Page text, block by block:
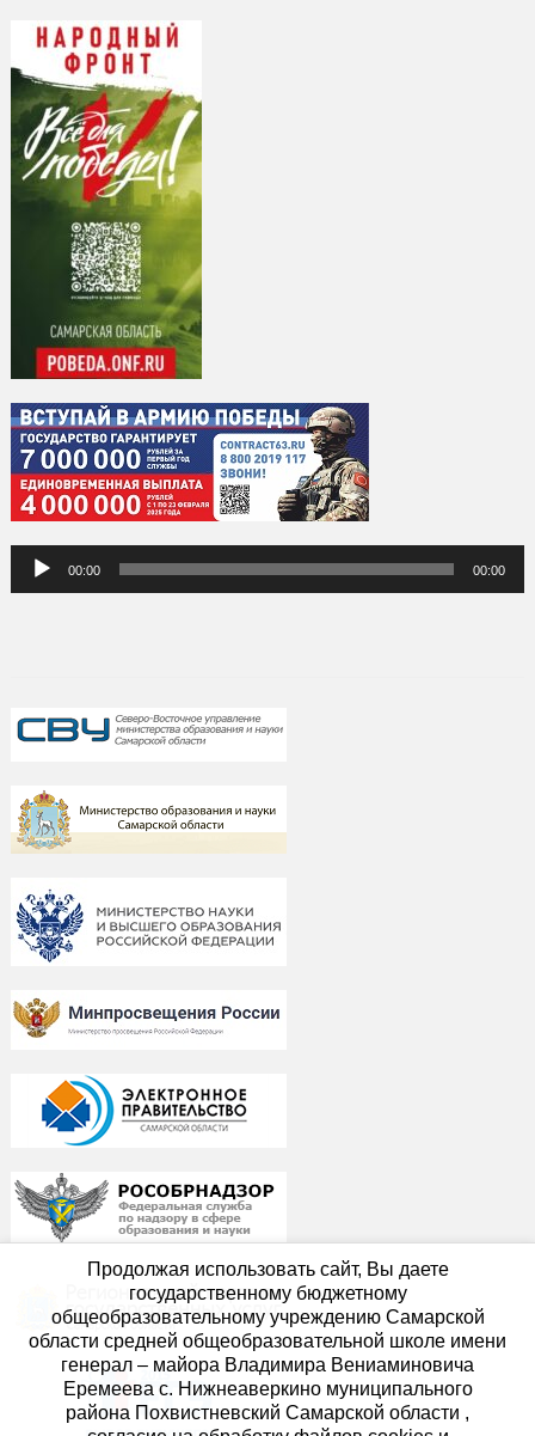
Аудиоплеер
00:00 00:00
Продолжая использовать сайт, Вы даете
государственному бюджетному
общеобразовательному учреждению Самарской
области средней общеобразовательной школе имени
генерал – майора Владимира Вениаминовича
Еремеева с. Нижнеаверкино муниципального
района Похвистневский Самарской области ,